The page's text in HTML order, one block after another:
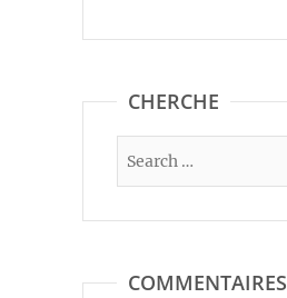
CHERCHE
COMMENTAIRES